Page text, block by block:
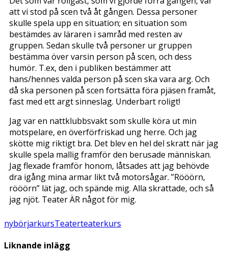
att vi stod på scen två åt gången. Dessa personer
skulle spela upp en situation; en situation som
bestämdes av läraren i samråd med resten av
gruppen. Sedan skulle två personer ur gruppen
bestämma över varsin person på scen, och dess
humör. T.ex, den i publiken bestämmer att
hans/hennes valda person på scen ska vara arg. Och
då ska personen på scen fortsätta föra pjäsen framåt,
fast med ett argt sinneslag. Underbart roligt!
Jag var en nattklubbsvakt som skulle köra ut min
motspelare, en överförfriskad ung herre. Och jag
skötte mig riktigt bra. Det blev en hel del skratt när jag
skulle spela mallig framför den berusade människan.
Jag flexade framför honom, låtsades att jag behövde
dra igång mina armar likt två motorsågar. ”Rööörn,
rööörn” lät jag, och spände mig. Alla skrattade, och så
jag njöt. Teater ÄR något för mig.
nybörjarkursTeaterteaterkurs
Liknande inlägg